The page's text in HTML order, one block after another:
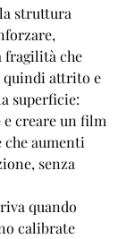
struttura
che
attrito e
superficie:
creare un film
aumenti
senza
quando
calibrate